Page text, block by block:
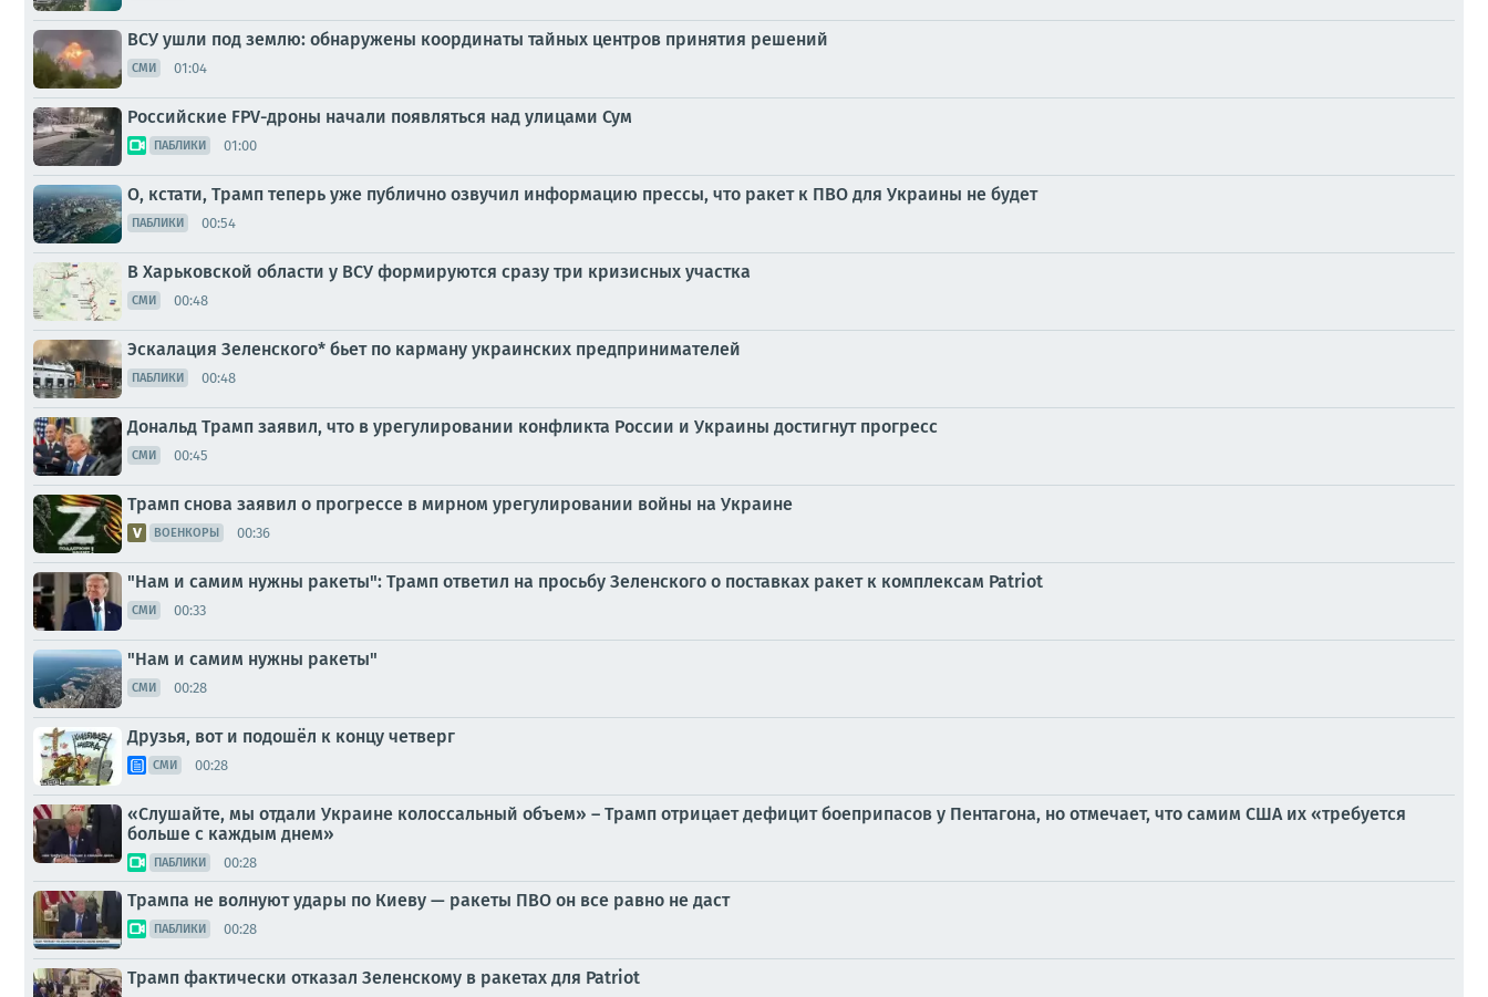
ВСУ ушли под землю: обнаружены координаты тайных центров принятия решений
СМИ 01:04
Российские FPV-дроны начали появляться над улицами Сум
ПАБЛИКИ 01:00
О, кстати, Трамп теперь уже публично озвучил информацию прессы, что ракет к ПВО для Украины не будет
ПАБЛИКИ 00:54
В Харьковской области у ВСУ формируются сразу три кризисных участка
СМИ 00:48
Эскалация Зеленского* бьет по карману украинских предпринимателей
ПАБЛИКИ 00:48
Дональд Трамп заявил, что в урегулировании конфликта России и Украины достигнут прогресс
СМИ 00:45
Трамп снова заявил о прогрессе в мирном урегулировании войны на Украине
ВОЕНКОРЫ 00:36
"Нам и самим нужны ракеты": Трамп ответил на просьбу Зеленского о поставках ракет к комплексам Patriot
СМИ 00:33
"Нам и самим нужны ракеты"
СМИ 00:28
Друзья, вот и подошёл к концу четверг
СМИ 00:28
«Слушайте, мы отдали Украине колоссальный объем» – Трамп отрицает дефицит боеприпасов у Пентагона, но отмечает, что самим США их «требуется
больше с каждым днем»
ПАБЛИКИ 00:28
Трампа не волнуют удары по Киеву — ракеты ПВО он все равно не даст
ПАБЛИКИ 00:28
Трамп фактически отказал Зеленскому в ракетах для Patriot